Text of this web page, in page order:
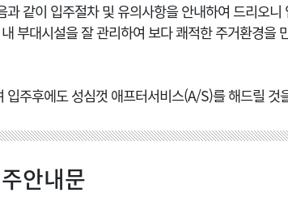
같이 입주절차 및 유의사항을 안내하여 드리오
부대시설을 잘 관리하여 보다 쾌적한 주거환경을
주후에도 성심껏 애프터서비스(A/S)를 해드릴 것
안내문